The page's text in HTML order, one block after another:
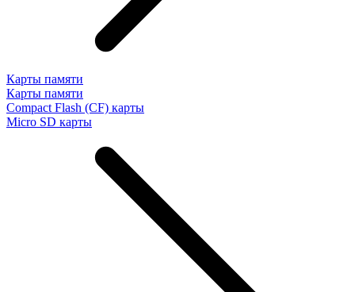
Карты памяти
Карты памяти
Compact Flash (CF) карты
Micro SD карты